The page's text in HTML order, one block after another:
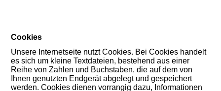
Cookies
Unsere Internetseite nutzt Cookies. Bei Cookies handelt
es sich um kleine Textdateien, bestehend aus einer
Reihe von Zahlen und Buchstaben, die auf dem von
Ihnen genutzten Endgerät abgelegt und gespeichert
werden. Cookies dienen vorrangig dazu, Informationen